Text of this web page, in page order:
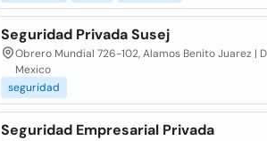
Seguridad Privada Susej
Obrero Mundial 726-102, Alamos Benito Juarez |
Mexico
seguridad
Seguridad Empresarial Privada